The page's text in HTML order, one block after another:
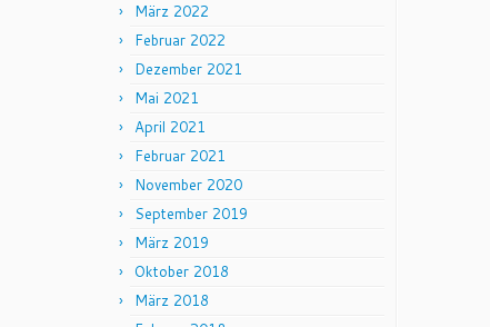
März 2022
Februar 2022
Dezember 2021
Mai 2021
April 2021
Februar 2021
November 2020
September 2019
März 2019
Oktober 2018
März 2018